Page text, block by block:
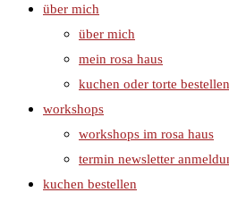
über mich
über mich
mein rosa haus
kuchen oder torte bestellen
workshops
workshops im rosa haus
termin newsletter
kuchen bestellen